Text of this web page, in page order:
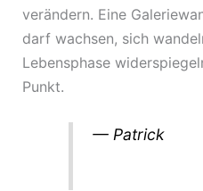
verändern. Eine
darf wachsen, sich
Lebensphase
Punkt.
— Patrick